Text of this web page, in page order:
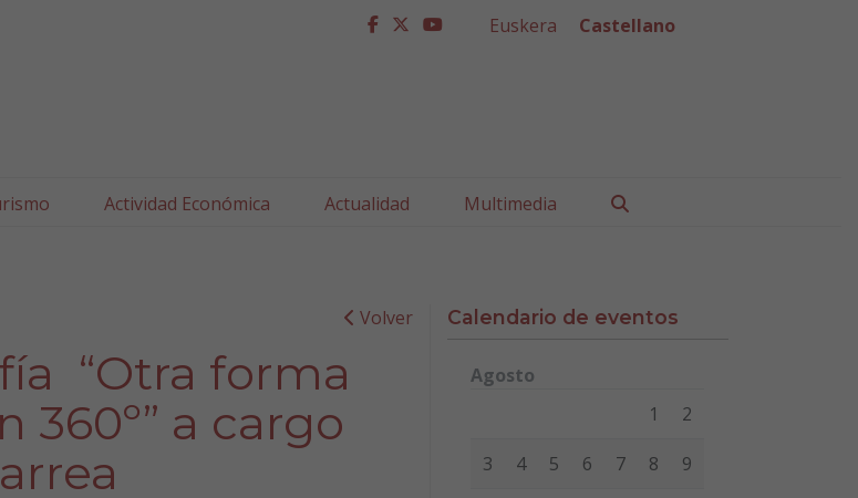
facebook
twitter
youtube
Euskera Castellano
Actividad Económica Actualidad Multimedia
Volver
“Otra forma
360º” a cargo
Calendario de eventos
Agosto
Miércoles Jueves
1 2
3 4 5 6 7 8 9